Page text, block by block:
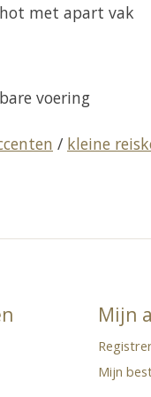
met apart vak
voering
/ kleine
Mijn
Mijn